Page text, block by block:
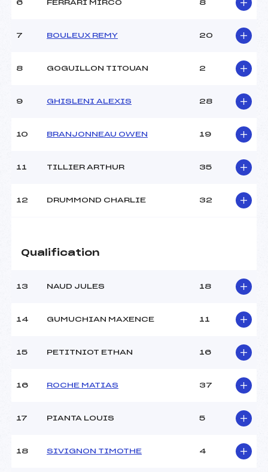
Température arrivée :
60.0000
6 FERRARI MIRCO 8
7 BOULEUX REMY 20
8 GOGUILLON TITOUAN 2
9 GHISLENI ALEXIS 28
10 BRANJONNEAU OWEN 19
11 TILLIER ARTHUR 35
12 DRUMMOND CHARLIE 32
Qualification
13 NAUD JULES 18
14 GUMUCHIAN MAXENCE 11
15 PETITNIOT ETHAN 16
16 ROCHE MATIAS 37
17 PIANTA LOUIS 5
18 SIVIGNON TIMOTHE 4